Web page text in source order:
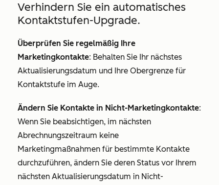
Verhindern Sie ein automatisches
Kontaktstufen-Upgrade.
Überprüfen Sie regelmäßig Ihre
Marketingkontakte: Behalten Sie Ihr nächstes
Aktualisierungsdatum und Ihre Obergrenze für
Kontaktstufe im Auge.
Ändern Sie Kontakte in Nicht-Marketingkontakte:
Wenn Sie beabsichtigen, im nächsten
Abrechnungszeitraum keine
Marketingmaßnahmen für bestimmte Kontakte
durchzuführen, ändern Sie deren Status vor Ihrem
nächsten Aktualisierungsdatum in Nicht-